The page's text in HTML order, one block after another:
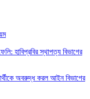
হাবিপ্রবির স্থাপত্য বিভাগের
অবরুদ্ধ করল আইন বিভাগের